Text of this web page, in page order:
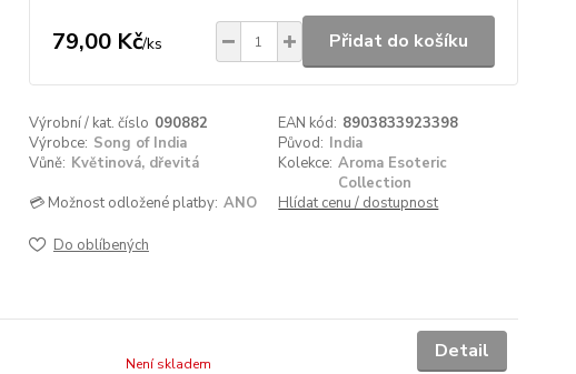
79,00 Kč/ks Přidat do košíku
Výrobní / kat. číslo 090882 EAN kód: 8903833923398
Výrobce: Song of India Původ: India
Vůně: Květinová, dřevitá Kolekce: Aroma Esoteric
Collection
💳 Možnost odložené platby: ANO Hlídat cenu / dostupnost
Do oblíbených
Není skladem
Detail